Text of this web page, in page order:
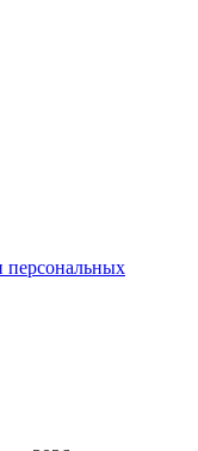
персональных